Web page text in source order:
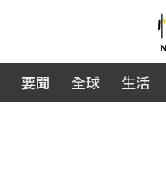
要聞 全球 生活